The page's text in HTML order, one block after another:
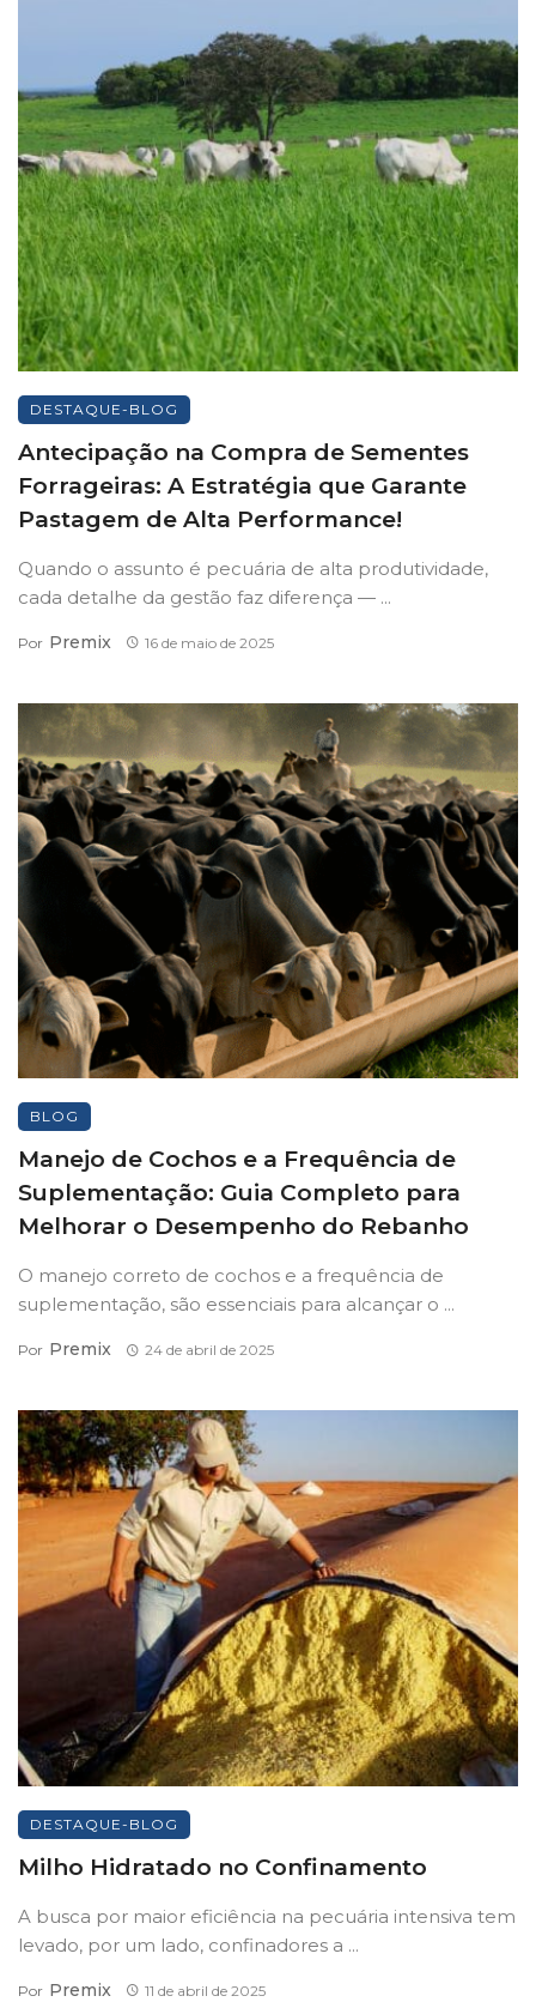
DESTAQUE-BLOG
Antecipação na Compra de Sementes
Forrageiras: A Estratégia que Garante
Pastagem de Alta Performance!
Quando o assunto é pecuária de alta produtividade,
cada detalhe da gestão faz diferença — ...
Por Premix 16 de maio de 2025
BLOG
Manejo de Cochos e a Frequência de
Suplementação: Guia Completo para
Melhorar o Desempenho do Rebanho
O manejo correto de cochos e a frequência de
suplementação, são essenciais para alcançar o ...
Por Premix 24 de abril de 2025
DESTAQUE-BLOG
Milho Hidratado no Confinamento
A busca por maior eficiência na pecuária intensiva tem
levado, por um lado, confinadores a ...
Por Premix 11 de abril de 2025